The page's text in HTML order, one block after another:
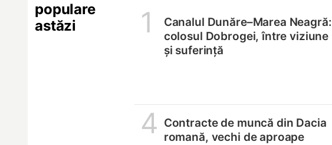
populare
astăzi
1
Canalul Dunăre–Marea Neagră:
colosul Dobrogei, între viziune
și suferință
4 Contracte de muncă din Dacia
romană, vechi de aproape